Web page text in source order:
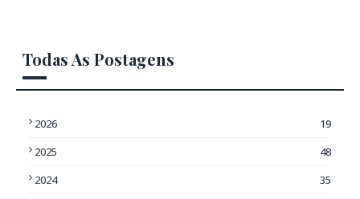
Todas As Postagens
2026
19
2025
48
2024
35